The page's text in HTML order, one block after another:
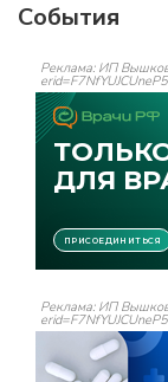
События
Реклама: ИП
Реклама: ИП